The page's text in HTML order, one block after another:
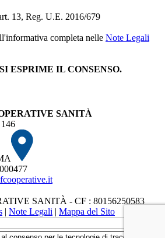
13, Reg. U.E. 2016/679
completa nelle Note Legali
ESPRIME IL CONSENSO.
SANITÀ
SANITÀ - CF : 80156250583
| Note Legali | Mappa del Sito